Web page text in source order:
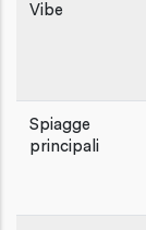
Vibe
Spiagge
principali